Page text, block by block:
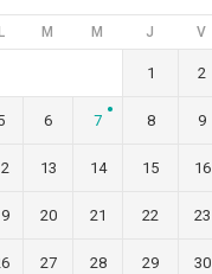
M M J V
1 2
6 7 8 9
13 14 15 16
20 21 22 23
27 28 29 30